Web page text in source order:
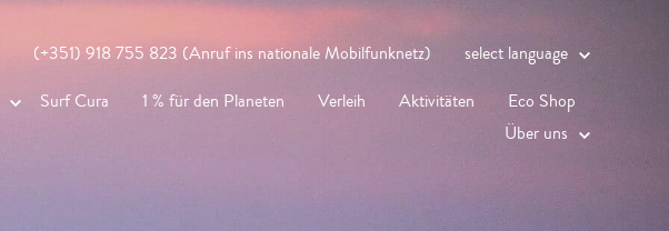
(+351) 918 755 823 (Anruf ins nationale Mobilfunknetz)
select language
Surf Cura 1 % für den Planeten Verleih Aktivitäten
Eco Shop
Über uns